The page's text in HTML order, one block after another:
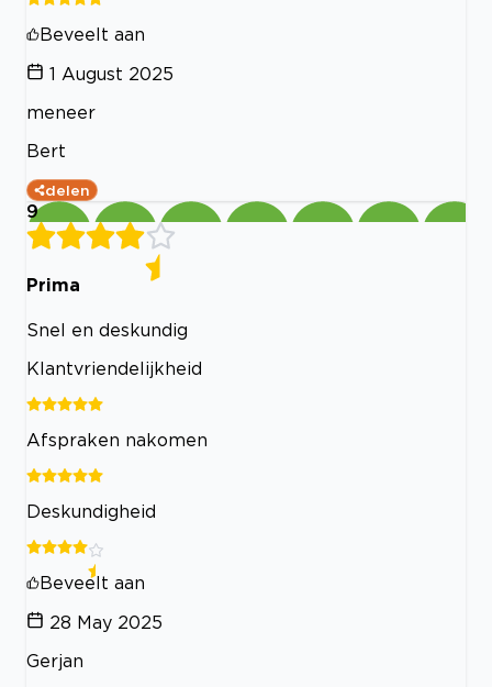
Beveelt aan
1 August 2025
meneer
Bert
delen
9
Prima
Snel en deskundig
Klantvriendelijkheid
Afspraken nakomen
Deskundigheid
Beveelt aan
28 May 2025
Gerjan